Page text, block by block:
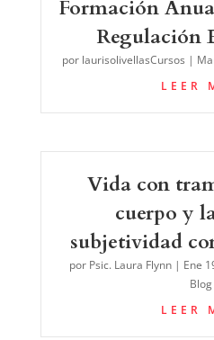
Formación
Regulación
por laurisolivellasCursos |
LEER
Vida con
cuerpo y
subjetividad
por Psic. Laura Flynn| Ene
Blog
LEER